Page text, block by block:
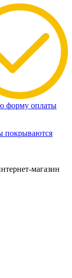
форму оплаты
покрываются
магазин